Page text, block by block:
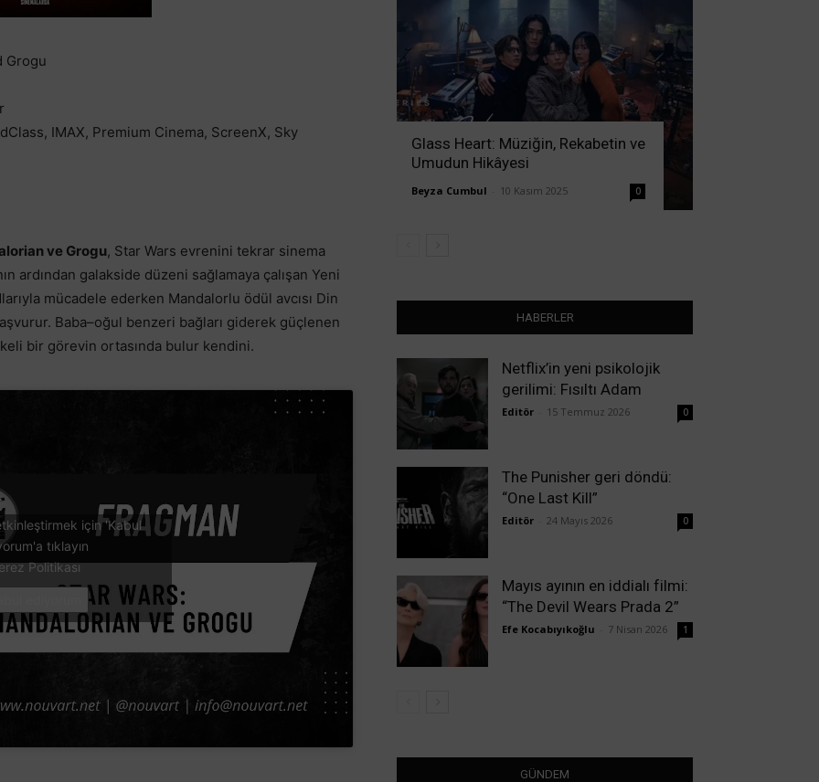
Grogu
IMAX, Premium Cinema, ScreenX, Sky
ve Grogu, Star Wars evrenini tekrar sinema
ardından galakside düzeni sağlamaya çalışan Yeni
mücadele ederken Mandalorlu ödül avcısı Din
Baba–oğul benzeri bağları giderek güçlenen
bir görevin ortasında bulur kendini.
için 'Kabul
tıklayın
Politikası
Glass Heart: Müziğin, Rekabetin ve
Umudun Hikâyesi
Beyza Cumbul 10 Kasım 2025 0
HABERLER
Netflix’in yeni psikolojik
gerilimi: Fısıltı Adam
Editör 15 Temmuz 2026 0
The Punisher geri döndü:
“One Last Kill”
Editör 24 Mayıs 2026 0
Mayıs ayının en iddialı filmi:
“The Devil Wears Prada 2”
Efe Kocabıyıkoğlu 7 Nisan 2026 1
GÜNDEM